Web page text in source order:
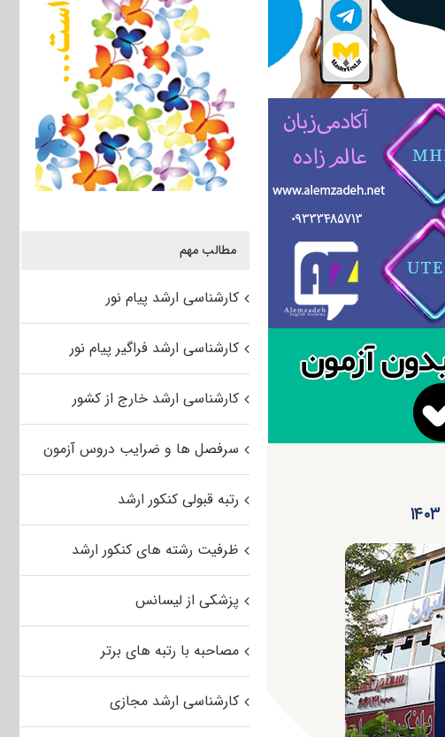
مطالب مهم
کارشناسی ارشد پیام نور
کارشناسی ارشد فراگیر پیام نور
کارشناسی ارشد خارج از کشور
سرفصل ها و ضرایب دروس آزمون
رتبه قبولی کنکور ارشد
ظرفیت رشته های کنکور ارشد
پزشکی از لیسانس
مصاحبه با رتبه های برتر
کارشناسی ارشد مجازی